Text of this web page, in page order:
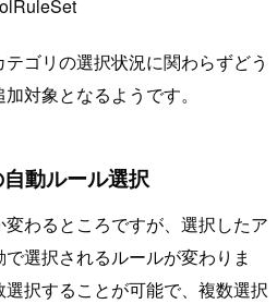
ゴリの選択状況に関わらずどう
対象となるようです。
動ルール選択
わるところですが、選択したア
選択されるルールが変わりま
択することが可能で、複数選択